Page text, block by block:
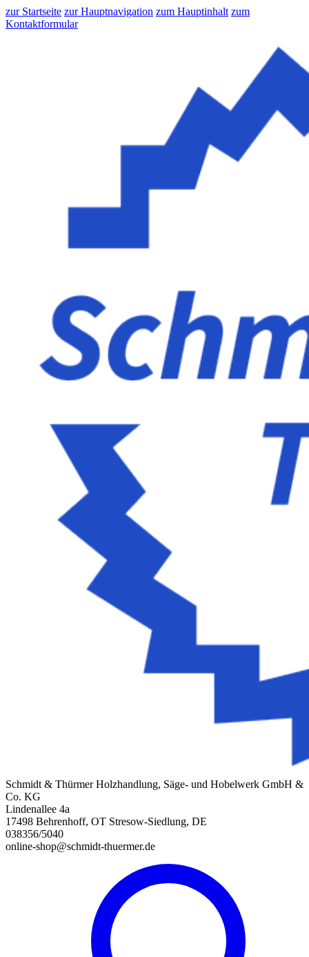
zur Startseite zur Hauptnavigation zum Hauptinhalt zum
Kontaktformular
Schmidt & Thürmer Holzhandlung, Säge- und Hobelwerk GmbH &
Co. KG
Lindenallee 4a
17498 Behrenhoff, OT Stresow-Siedlung, DE
038356/5040
online-shop@schmidt-thuermer.de